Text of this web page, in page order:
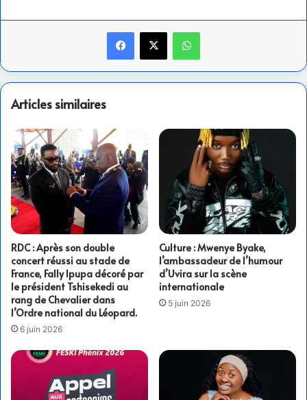
Facebook
X WhatsApp
Articles similaires
RDC : Après son double
concert réussi au stade de
France, Fally Ipupa décoré par
le président Tshisekedi au
rang de Chevalier dans
l’Ordre national du Léopard.
6 juin 2026
Culture : Mwenye Byake,
l’ambassadeur de l’humour
d’Uvira sur la scène
internationale
5 juin 2026